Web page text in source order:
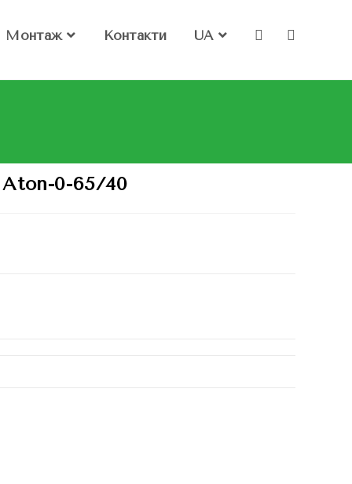
Монтаж Контакти UA
0-65/40